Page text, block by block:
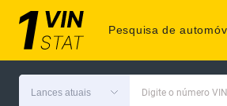
Pesquisa de
Lances atuais Digite o número